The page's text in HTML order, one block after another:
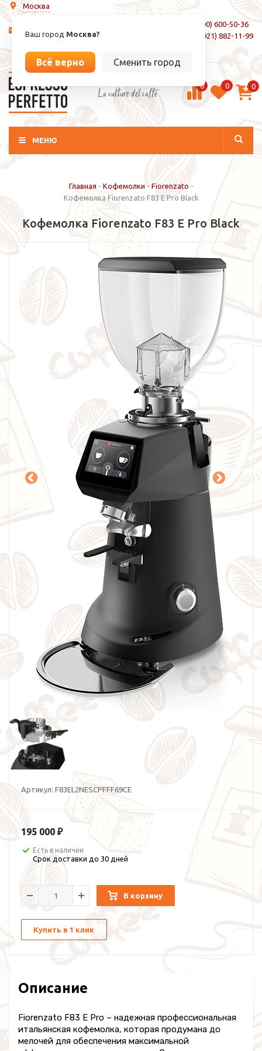
Москва
Ваш город Москва?
Всё верно Сменить город
info@espressoperfetto.ru
8 (800) 600-50-36
+7 (921) 882-11-99
La culture del caffé 0 0 0
МЕНЮ
Главная - Кофемолки - Fiorenzato -
Кофемолка Fiorenzato F83 E Pro Black
Кофемолка Fiorenzato F83 E Pro Black
Артикул: F83EL2NESCPFFF69CE
195 000 ₽
Есть в наличии
Срок доставки до 30 дней
В корзину
Купить в 1 клик
Описание
Fiorenzato F83 E Pro – надежная профессиональная
итальянская кофемолка, которая продумана до
мелочей для обеспечения максимальной